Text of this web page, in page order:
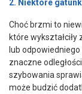
2. Niektóre
Choć brzmi to
które
lub
znaczne
szybowania
może budzić